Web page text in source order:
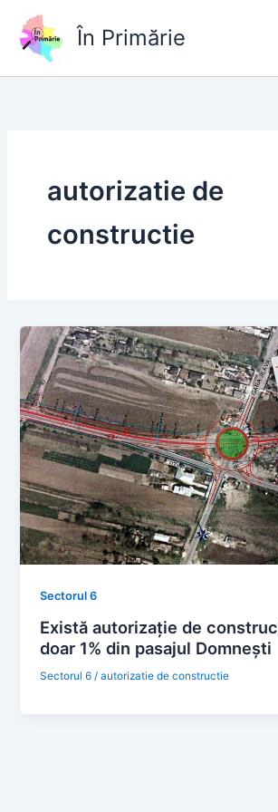
content
În Primărie
autorizatie de
constructie
Sectorul 6
Există autorizație de
doar 1% din pasajul Domnești
Sectorul 6 /autorizatie de constructie